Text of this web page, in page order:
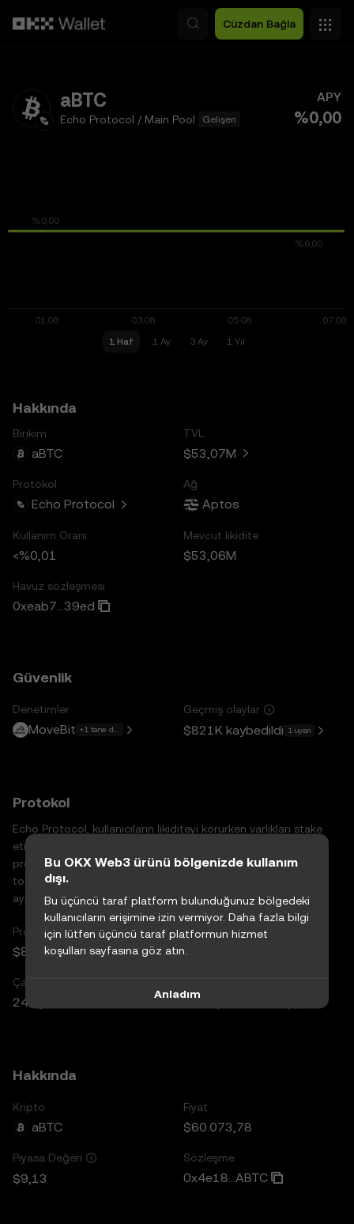
Cüzdan Bağla
aBTC
Echo Protocol / Main Pool Gelişen
APY
%0,00
1 Haf 1 Ay 3 Ay 1 Yıl
Hakkında
Birikim
aBTC
TVL
$53,07M
Protokol
Echo Protocol
Ağ
Aptos
Kullanım Oranı
<%0,01
Mevcut likidite
$53,06M
Havuz sözleşmesi
0xeab7...39ed
Güvenlik
Denetimler
MoveBit +1 tane daha
Geçmiş olaylar
$821K kaybedildi 1 uyarı
Protokol
Echo Protocol, kullanıcıların likiditeyi korurken varlıkları stake
etmelerine olanak tanıyan merkeziyetsiz bir likit stake
protokolüdür. DeFi uygulamalarında kullanılabilen
tokenleştirilmiş stake pozisyonları ihraç ederek kullanıcıların
aynı anda stake ödülleri ve ek getiri elde etmelerini sağlar.
Protokol TVL
$80,93M Sıralama: 63
Aktif Cüzdanlar
1.674
Çalışma süresi
24 ay The Spartan Group, Presto
Hakkında
Kripto
aBTC
Fiyat
$60.073,78
Piyasa Değeri
$9,13
Sözleşme
0x4e18...ABTC
Bu OKX Web3 ürünü bölgenizde kullanım
dışı.
Bu üçüncü taraf platform bulunduğunuz bölgedeki
kullanıcıların erişimine izin vermiyor. Daha fazla bilgi
için lütfen üçüncü taraf platformun hizmet
koşulları sayfasına göz atın.
Anladım